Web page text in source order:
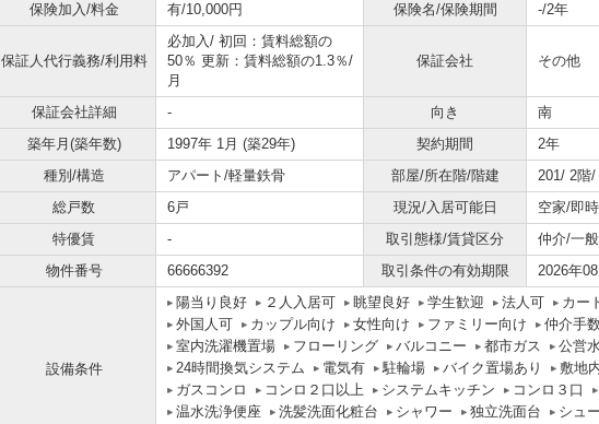
保険加入/料金
有/10,000円 保険名/保険期間 -/2年
保証人代行義務/利用料
必加入/ 初回：賃料総額の
50％ 更新：賃料総額の1.3％/
月
保証会社 その他
保証会社詳細 - 向き
南
築年月(築年数)
1997年 1月 (築29年) 契約期間
2年
種別/構造
アパート/軽量鉄骨 部屋/所在階/階建
201/ 2階/
総戸数
6戸 現況/入居可能日
空家/即時
特優賃
- 取引態様/賃貸区分
仲介/一般
物件番号
66666392 取引条件の有効期限 2026年
設備条件
陽当り良好 ２人入居可 眺望良好 学生歓迎 法人可 カー
外国人可
カップル向け 女性向け ファミリー向け
仲介手
室内洗濯機置場
フローリング バルコニー 都市ガス 公営
24時間換気システム
電気有 駐輪場 バイク置場あり
敷地
ガスコンロ
コンロ２口以上 システムキッチン コンロ３口
温水洗浄便座
洗髪洗面化粧台 シャワー 独立洗面台
シュ